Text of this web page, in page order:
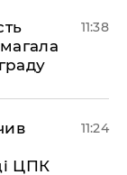
11:38
ЦПК
11:24